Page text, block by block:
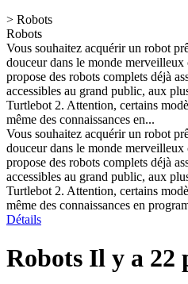
> Robots
Robots
Vous souhaitez acquérir un robot
douceur dans le monde
propose des robots complets déjà
accessibles au grand public, aux
Turtlebot 2. Attention, certains
même des connaissances en...
Vous souhaitez acquérir un robot
douceur dans le monde
propose des robots complets déjà
accessibles au grand public, aux
Turtlebot 2. Attention, certains
même des connaissances en
Détails
Robots Il y a 22